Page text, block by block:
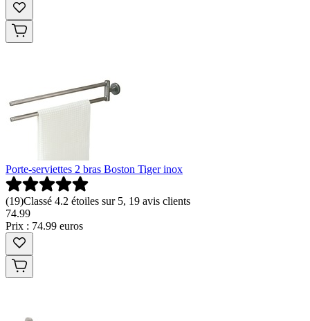
Porte-serviettes 2 bras Boston Tiger inox
(19)Classé 4.2 étoiles sur 5, 19 avis clients
74.99
Prix : 74.99 euros